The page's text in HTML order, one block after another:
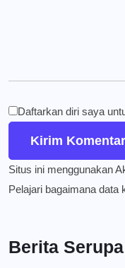
Daftarkan diri saya
Situs ini menggunakan
Pelajari bagaimana data
Berita Serupa